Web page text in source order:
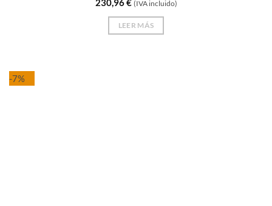
230,96€ (IVA incluido)
LEER MÁS
-7%